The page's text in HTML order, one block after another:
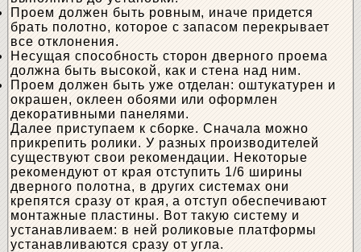
Проем должен быть ровным, иначе придется
брать полотно, которое с запасом перекрывает
все отклонения.
Несущая способность сторон дверного проема
должна быть высокой, как и стена над ним.
Проем должен быть уже отделан: оштукатурен и
окрашен, оклеен обоями или оформлен
декоративными панелями.
Далее приступаем к сборке. Сначала можно
прикрепить ролики. У разных производителей
существуют свои рекомендации. Некоторые
рекомендуют от края отступить 1/6 ширины
дверного полотна, в других системах они
крепятся сразу от края, а отступ обеспечивают
монтажные пластины. Вот такую систему и
устанавливаем: в ней роликовые платформы
устанавливаются сразу от угла.